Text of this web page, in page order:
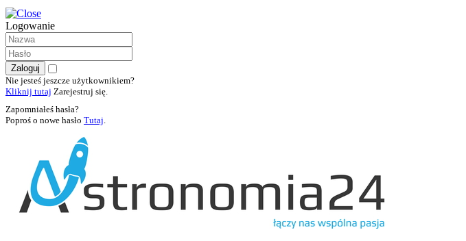
Logowanie
Nie jesteś jeszcze użytkownikiem?
Kliknij tutaj Zarejestruj się.
Zapomniałeś hasła?
Poproś o nowe hasło Tutaj.